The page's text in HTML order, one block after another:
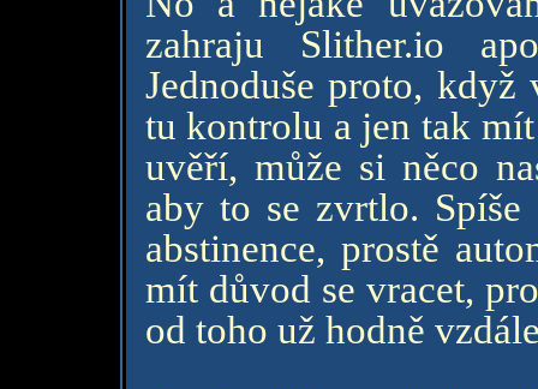
zahraju Slither.io
Jednoduše proto,
tu kontrolu a jen tak
uvěří, může si něco
aby to se zvrtlo.
abstinence, prostě
mít důvod se vracet,
od toho už hodně